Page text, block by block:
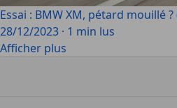
Essai : BMW XM, pétard mouillé ?
28/12/2023 · 1 min lus
Afficher plus